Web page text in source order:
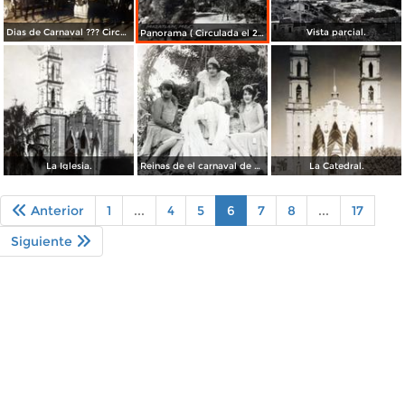
Dias de Carnaval ??? Circulada el 24 de Diciembre de 1909. Panorama ( Circulada el 24 de Febrero de 1934 ). Vista parcial.
La Iglesia. Reinas de el carnaval de Mazatlan Sinaloa. La Catedral.
Anterior 1 ... 4 5 6 7 8 ...
17
Siguiente